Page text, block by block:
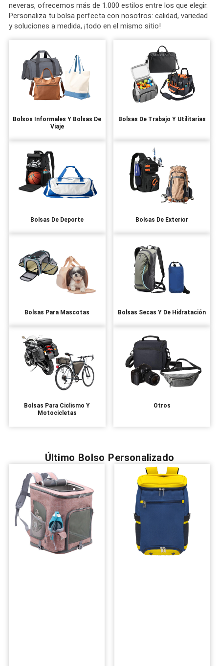
neveras, ofrecemos más de 1.000 estilos entre los que elegir.
Personaliza tu bolsa perfecta con nosotros: calidad, variedad
y soluciones a medida, ¡todo en el mismo sitio!
Bolsos Informales Y Bolsas De
Viaje
Bolsas De Trabajo Y Utilitarias
Bolsas De Deporte Bolsas De Exterior
Bolsas Para Mascotas Bolsas Secas Y De Hidratación
Bolsas Para Ciclismo Y
Motocicletas
Otros
Último Bolso Personalizado